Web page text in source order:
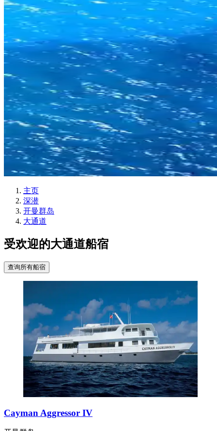
主页
深潜
开曼群岛
大通道
受欢迎的大通道船宿
查询所有船宿
Cayman Aggressor IV